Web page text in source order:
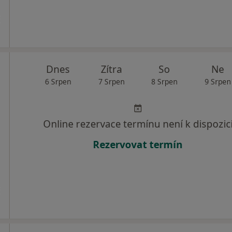
Dnes
6 Srpen
Zítra
7 Srpen
So
8 Srpen
Ne
9 Srpen
Online rezervace termínu není k dispozici
Rezervovat termín